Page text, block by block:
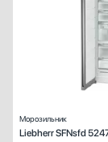
Морозильник
Liebherr SFNsfd